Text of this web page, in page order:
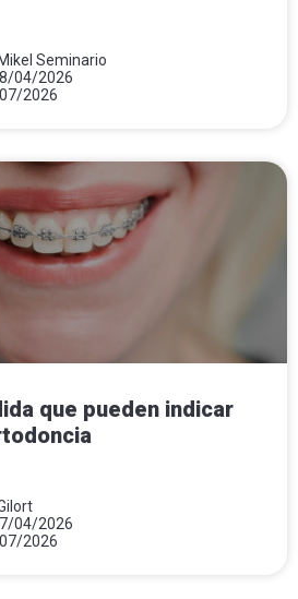
Seminario
04/2026
2026
que pueden indicar
04/2026
2026